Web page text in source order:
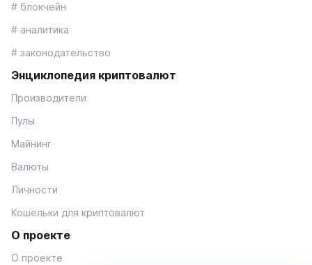
# блокчейн
# аналитика
# законодательство
Энциклопедия криптовалют
Производители
Пулы
Майнинг
Валюты
Личности
Кошельки для криптовалют
О проекте
О проекте